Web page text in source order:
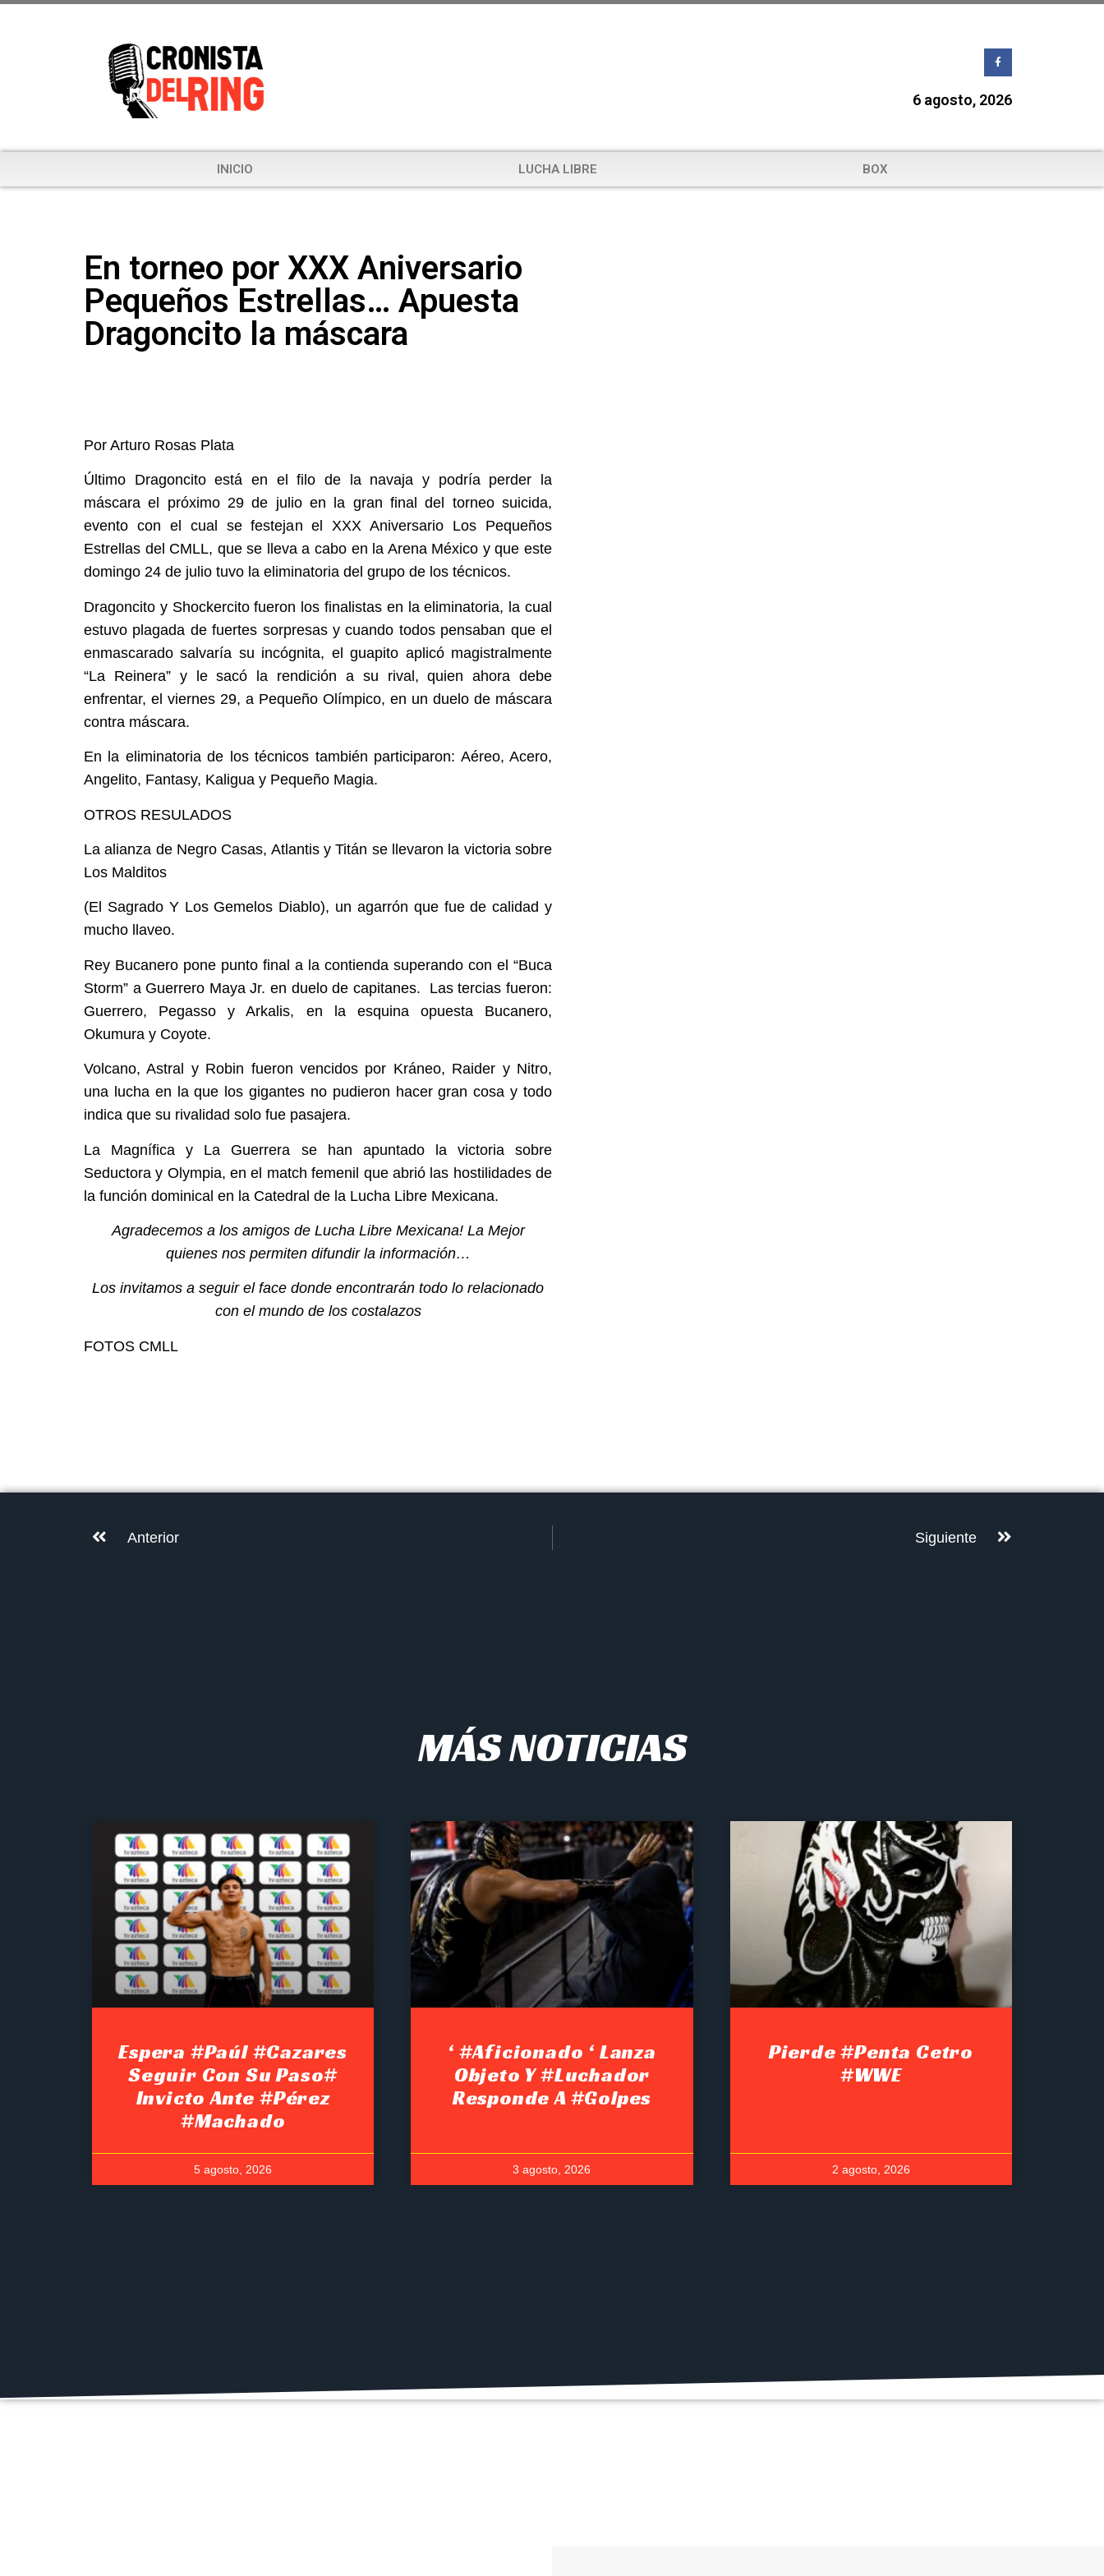
6 agosto, 2026
INICIO LUCHA LIBRE BOX
En torneo por XXX Aniversario
Pequeños Estrellas… Apuesta
Dragoncito la máscara
Por Arturo Rosas Plata
Último Dragoncito está en el filo de la navaja y podría perder la
máscara el próximo 29 de julio en la gran final del torneo suicida,
evento con el cual se festejan el XXX Aniversario Los Pequeños
Estrellas del CMLL, que se lleva a cabo en la Arena México y que este
domingo 24 de julio tuvo la eliminatoria del grupo de los técnicos.
Dragoncito y Shockercito fueron los finalistas en la eliminatoria, la cual
estuvo plagada de fuertes sorpresas y cuando todos pensaban que el
enmascarado salvaría su incógnita, el guapito aplicó magistralmente
“La Reinera” y le sacó la rendición a su rival, quien ahora debe
enfrentar, el viernes 29, a Pequeño Olímpico, en un duelo de máscara
contra máscara.
En la eliminatoria de los técnicos también participaron: Aéreo, Acero,
Angelito, Fantasy, Kaligua y Pequeño Magia.
OTROS RESULADOS
La alianza de Negro Casas, Atlantis y Titán se llevaron la victoria sobre
Los Malditos
(El Sagrado Y Los Gemelos Diablo), un agarrón que fue de calidad y
mucho llaveo.
Rey Bucanero pone punto final a la contienda superando con el “Buca
Storm” aGuerrero Maya Jr. en duelo de capitanes.
Las tercias fueron:
Guerrero, Pegasso y Arkalis, en la esquina opuesta Bucanero,
Okumura y Coyote.
Volcano, Astral y Robin fueron vencidos por Kráneo, Raider y Nitro,
una lucha en la que los gigantes no pudieron hacer gran cosa y todo
indica que su rivalidad solo fue pasajera.
La Magnífica y La Guerrera se han apuntado la victoria sobre
Seductora y Olympia, en el match femenil que abrió las hostilidades de
la función dominical en la Catedral de la Lucha Libre Mexicana.
Agradecemos a los amigos de Lucha Libre Mexicana! La Mejor
quienes nos permiten difundir la información…
Los invitamos a seguir el face donde encontrarán todo lo relacionado
con el mundo de los costalazos
FOTOS CMLL
Anterior Siguiente
MÁS NOTICIAS
Espera #Paúl #Cazares
Seguir Con Su Paso#
Invicto Ante #Pérez
#Machado
5 agosto, 2026
‘ #Aficionado ‘ Lanza
Objeto Y #luchador
Responde A #golpes
3 agosto, 2026
Pierde #Penta Cetro
#WWE
2 agosto, 2026